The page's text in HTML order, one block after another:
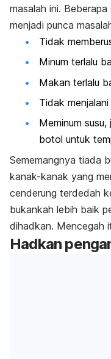
masalah ini.
menjadi punca
Tidak
Minum terlalu
Makan terlalu
Tidak
Meminum
botol untuk
Sememangnya tiada
kanak-kanak yang
cenderung terdedah
bukankah lebih baik
dihadkan. Mencegah
Hadkan